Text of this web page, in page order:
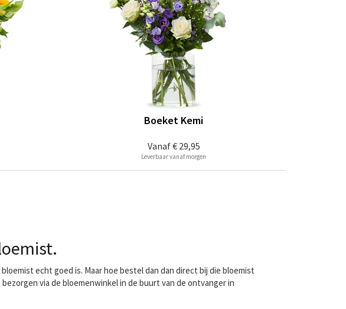
Vanaf€ 29,95
Boeket Kemi
Leverbaar vanaf morgen
echt goed is. Maar hoe bestel dan dan direct bij die bloemist
via de bloemenwinkel in de buurt van de ontvanger in